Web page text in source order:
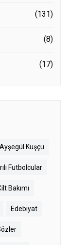
(131)
(8)
(17)
Ayşegül Kuşçu
Futbolcular
Bakımı
Edebiyat